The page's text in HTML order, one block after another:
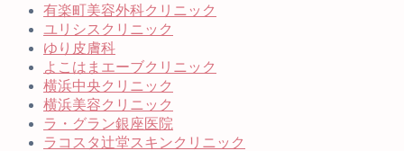
有楽町美容外科クリニック
ユリシスクリニック
ゆり皮膚科
よこはまエーブクリニック
横浜中央クリニック
横浜美容クリニック
ラ・グラン銀座医院
ラコスタ辻堂スキンクリニック